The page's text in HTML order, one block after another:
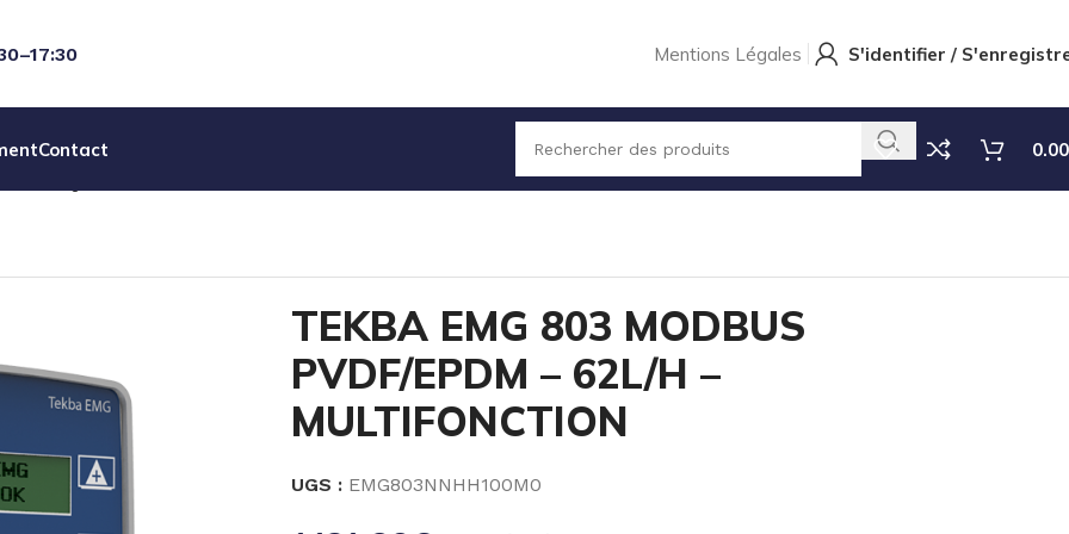
Mentions Légales S'identifier /
Contact
0.00
TEKBA EMG 803 MODBUS PVDF/EPDM – 62L/H – MULTIFONCTION
TEKBA EMG 803 MODBUS
PVDF/EPDM – 62L/H –
MULTIFONCTION
UGS : EMG803NNHH100M0